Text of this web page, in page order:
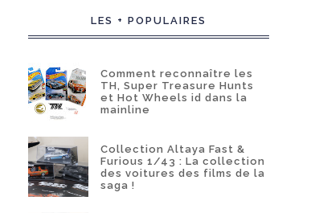
LES + POPULAIRES
Comment reconnaître les
TH, Super Treasure Hunts
et Hot Wheels id dans la
mainline
Collection Altaya Fast &
Furious 1/43 : La collection
des voitures des films de la
saga !